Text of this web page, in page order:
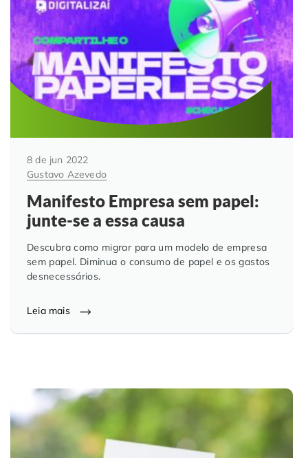
Automação de Processos
Educação Corporativa
Gerenciamento de NF-e
Adequação à LGPD
Assinatura Digital
Auditoria de Processos
Transformação Digital
Consultoria Documental
Hospitais e Clínicas
Instituições de Ensino
Departamento Pessoal
Departamento Financeiro
Cooperativas
Cases de Sucesso
Nossas Unidades
Blog
O QUE NOS DIFERENCIA? DESCUBRA
8 de jun 2022
Gustavo Azevedo
Manifesto Empresa sem papel:
junte-se a essa causa
Descubra como migrar para um modelo de empresa
sem papel. Diminua o consumo de papel e os gastos
desnecessários.
Leia mais